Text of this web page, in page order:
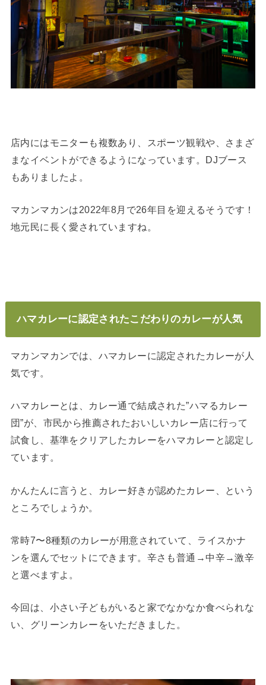
店内にはモニターも複数あり、スポーツ観戦や、さまざ
まなイベントができるようになっています。DJブース
もありましたよ。
マカンマカンは2022年8月で26年目を迎えるそうです！
地元民に長く愛されていますね。
ハマカレーに認定されたこだわりのカレーが人気
マカンマカンでは、ハマカレーに認定されたカレーが人
気です。
ハマカレーとは、カレー通で結成された”ハマるカレー
団”が、市民から推薦されたおいしいカレー店に行って
試食し、基準をクリアしたカレーをハマカレーと認定し
ています。
かんたんに言うと、カレー好きが認めたカレー、という
ところでしょうか。
常時7〜8種類のカレーが用意されていて、ライスかナ
ンを選んでセットにできます。辛さも普通→中辛→激辛
と選べますよ。
今回は、小さい子どもがいると家でなかなか食べられな
い、グリーンカレーをいただきました。